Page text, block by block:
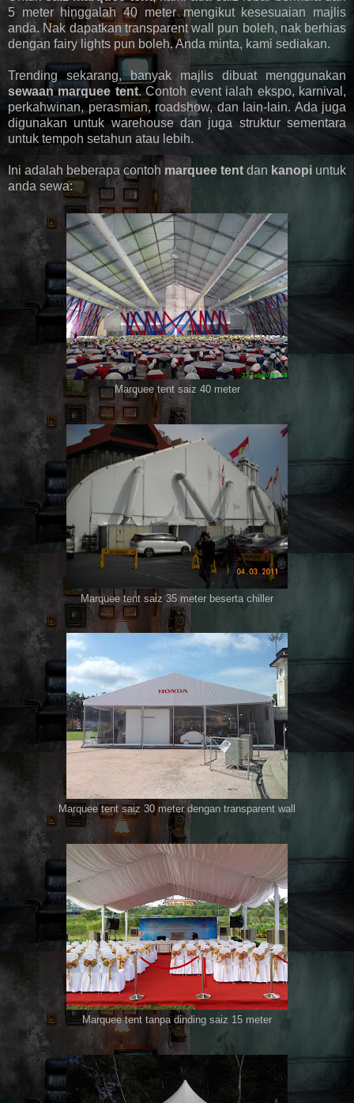
5 meter hinggalah 40 meter mengikut kesesuaian majlis
anda. Nak dapatkan transparent wall pun boleh, nak berhias
dengan fairy lights pun boleh. Anda minta, kami sediakan.
Trending sekarang, banyak majlis dibuat menggunakan
sewaan marquee tent. Contoh event ialah ekspo, karnival,
perkahwinan, perasmian, roadshow, dan lain-lain. Ada juga
digunakan untuk warehouse dan juga struktur sementara
untuk tempoh setahun atau lebih.
Ini adalah beberapa contoh marquee tent dan kanopi untuk
anda sewa:
Marquee tent saiz 40 meter
Marquee tent saiz 35 meter beserta chiller
Marquee tent saiz 30 meter dengan transparent wall
Marquee tent tanpa dinding saiz 15 meter